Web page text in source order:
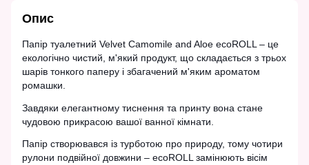
Опис
Папір туалетний Velvet Camomile and Aloe ecoROLL – це
екологічно чистий, м'який продукт, що складається з трьох
шарів тонкого паперу і збагачений м'яким ароматом
ромашки.
Завдяки елегантному тиснення та принту вона стане
чудовою прикрасою вашої ванної кімнати.
Папір створювався із турботою про природу, тому чотири
рулони подвійної довжини – ecoROLL замінюють вісім